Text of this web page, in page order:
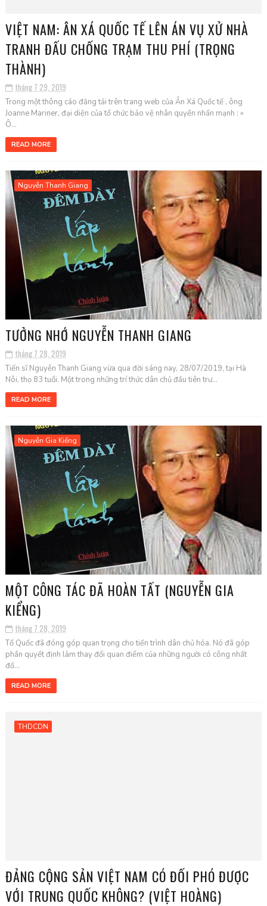
VIỆT NAM: ÂN XÁ QUỐC TẾ LÊN ÁN VỤ XỬ NHÀ
TRANH ĐẤU CHỐNG TRẠM THU PHÍ (TRỌNG
THÀNH)
tháng 7 29, 2019
Trong một thông cáo đăng tải trên trang web của Ân Xá Quốc tế , ông
Joanne Mariner, đại diện của tổ chức bảo vệ nhân quyền nhấn mạnh : «
Ô...
READ MORE
Nguyễn Thanh Giang
TƯỞNG NHỚ NGUYỄN THANH GIANG
tháng 7 28, 2019
Tiến sĩ Nguyễn Thanh Giang vừa qua đời sáng nay, 28/07/2019, tại Hà
Nôi, thọ 83 tuổi. Một trong những trí thức dân chủ đầu tiên trư...
READ MORE
Nguyễn Gia Kiểng
MỘT CÔNG TÁC ĐÃ HOÀN TẤT (NGUYỄN GIA
KIỂNG)
tháng 7 28, 2019
Tổ Quốc đã đóng góp quan trọng cho tiến trình dân chủ hóa. Nó đã góp
phần quyết định làm thay đổi quan điểm của những người có công nhất
đố...
READ MORE
THDCDN
ĐẢNG CỘNG SẢN VIỆT NAM CÓ ĐỐI PHÓ ĐƯỢC
VỚI TRUNG QUỐC KHÔNG? (VIỆT HOÀNG)